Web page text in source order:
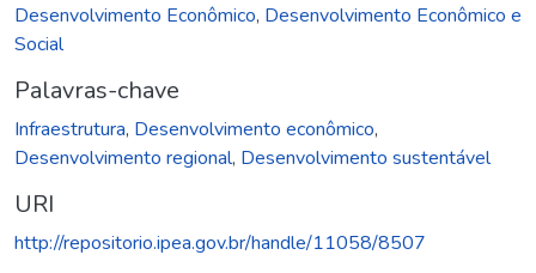
Desenvolvimento Econômico, Desenvolvimento Econômico e
Social
Palavras-chave
Infraestrutura, Desenvolvimento econômico,
Desenvolvimento regional, Desenvolvimento sustentável
URI
http://repositorio.ipea.gov.br/handle/11058/8507